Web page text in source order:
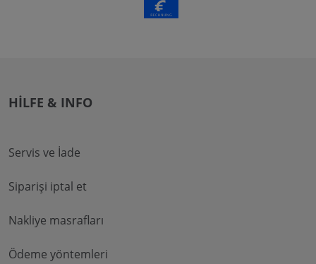
HILFE & INFO
Servis ve İade
Siparişi iptal et
Nakliye masrafları
Ödeme yöntemleri